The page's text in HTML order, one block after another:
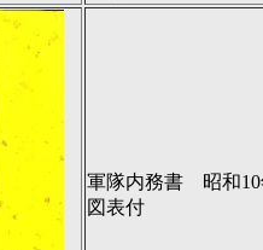
軍隊内務書 昭和
図表付